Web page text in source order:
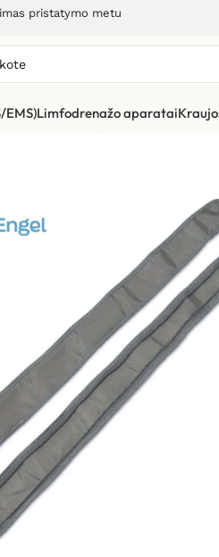
pristatymo metu
Limfodrenažo aparatai
kad padidintumėte